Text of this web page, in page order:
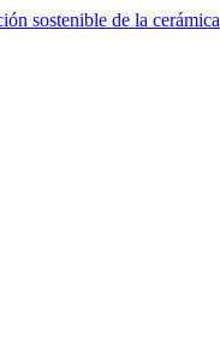
sostenible de la cerámica